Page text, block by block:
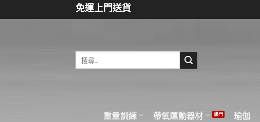
to
免運上門送貨
重量訓練 帶氧運動器材 瑜伽